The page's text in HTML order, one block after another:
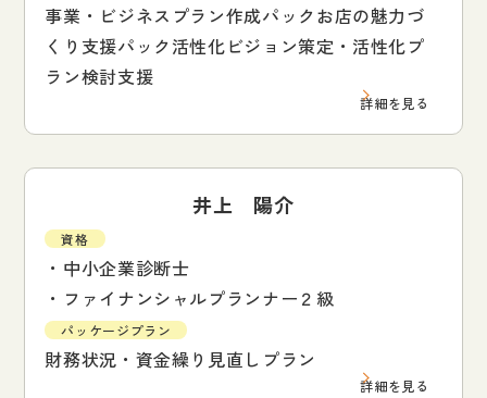
事業・ビジネスプラン作成パックお店の魅力づ
くり支援パック活性化ビジョン策定・活性化プ
ラン検討支援
詳細を見る
井上 陽介
資格
・中小企業診断士
・ファイナンシャルプランナー２級
パッケージプラン
財務状況・資金繰り見直しプラン
詳細を見る